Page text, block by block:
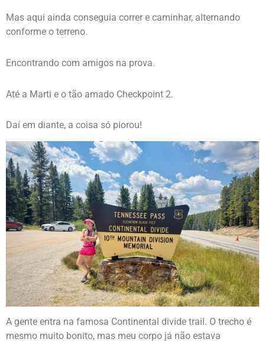
Mas aqui ainda conseguia correr e caminhar, alternando
conforme o terreno.
Encontrando com amigos na prova.
Até a Marti e o tão amado Checkpoint 2.
Daí em diante, a coisa só piorou!
A gente entra na famosa Continental divide trail. O trecho é
mesmo muito bonito, mas meu corpo já não estava